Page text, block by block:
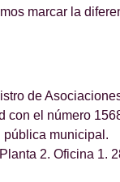
marcar la
de
con el número
pública municipal.
2. Oficina 1.